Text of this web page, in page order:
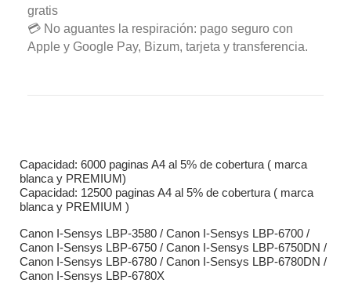
gratis
💳 No aguantes la respiración: pago seguro con
Apple y Google Pay, Bizum, tarjeta y transferencia.
Capacidad: 6000 paginas A4 al 5% de cobertura ( marca
blanca y PREMIUM)
Capacidad: 12500 paginas A4 al 5% de cobertura ( marca
blanca y PREMIUM )
Canon I-Sensys LBP-3580 / Canon I-Sensys LBP-6700 /
Canon I-Sensys LBP-6750 / Canon I-Sensys LBP-6750DN /
Canon I-Sensys LBP-6780 / Canon I-Sensys LBP-6780DN /
Canon I-Sensys LBP-6780X